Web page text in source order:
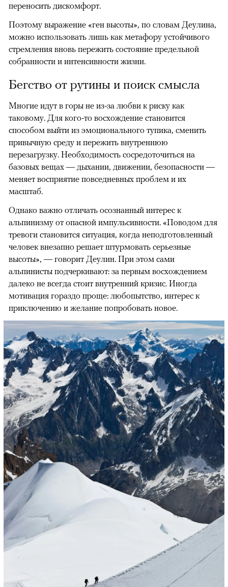
переносить дискомфорт.
Поэтому выражение «ген высоты», по словам Деулина,
можно использовать лишь как метафору устойчивого
стремления вновь пережить состояние предельной
собранности и интенсивности жизни.
Бегство от рутины и поиск смысла
Многие идут в горы не из-за любви к риску как
таковому. Для кого-то восхождение становится
способом выйти из эмоционального тупика, сменить
привычную среду и пережить внутреннюю
перезагрузку. Необходимость сосредоточиться на
базовых вещах — дыхании, движении, безопасности —
меняет восприятие повседневных проблем и их
масштаб.
Однако важно отличать осознанный интерес к
альпинизму от опасной импульсивности. «Поводом для
тревоги становится ситуация, когда неподготовленный
человек внезапно решает штурмовать серьезные
высоты», — говорит Деулин. При этом сами
альпинисты подчеркивают: за первым восхождением
далеко не всегда стоит внутренний кризис. Иногда
мотивация гораздо проще: любопытство, интерес к
приключению и желание попробовать новое.